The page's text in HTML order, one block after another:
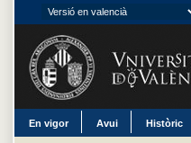
En vigor Avui Històric